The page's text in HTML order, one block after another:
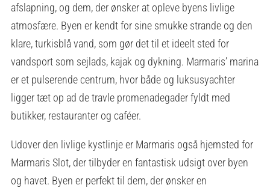
afslapning, og dem, der ønsker at opleve byens livlige
atmosfære. Byen er kendt for sine smukke strande og den
klare, turkisblå vand, som gør det til et ideelt sted for
vandsport som sejlads, kajak og dykning. Marmaris’ marina
er et pulserende centrum, hvor både og luksusyachter
ligger tæt op ad de travle promenadegader fyldt med
butikker, restauranter og caféer.
Udover den livlige kystlinje er Marmaris også hjemsted for
Marmaris Slot, der tilbyder en fantastisk udsigt over byen
og havet. Byen er perfekt til dem, der ønsker en